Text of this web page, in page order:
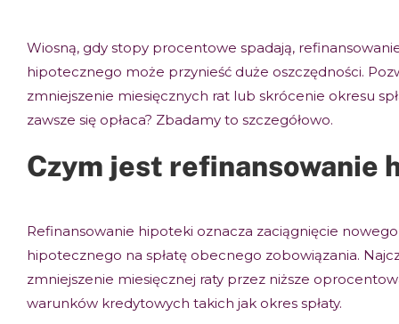
Wiosną, gdy stopy procentowe spadają,
hipotecznego może przynieść duże oszczędności.
zmniejszenie miesięcznych rat lub skrócenie okresu
zawsze się opłaca? Zbadamy to szczegółowo.
Czym jest refinansowanie
Refinansowanie hipoteki oznacza zaciągnięcie
hipotecznego na spłatę obecnego zobowiązania.
zmniejszenie miesięcznej raty przez niższe
warunków kredytowych takich jak okres spłaty.